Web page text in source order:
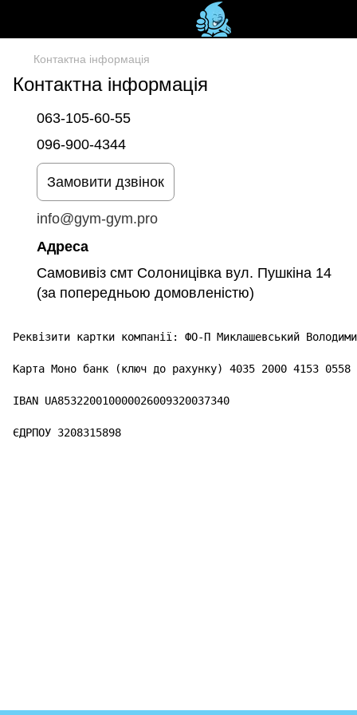
Контактна інформація
Контактна інформація
063-105-60-55
096-900-4344
Замовити дзвінок
info@gym-gym.pro
Адреса
Самовивіз смт Солоницівка вул. Пушкіна 14
(за попередньою домовленістю)
Реквізити картки компанії: ФО-П Миклашевський
Карта Моно банк (ключ до рахунку) 4035 2000 4153 0558
IBAN UA853220010000026009320037340
ЄДРПОУ 3208315898